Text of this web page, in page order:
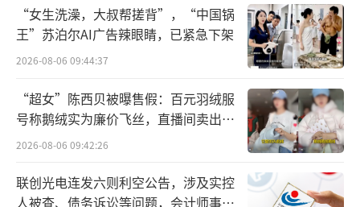
京东发挥20余年积累的丰富场景优势，将
发动内部超10万名各类职业员工，以及外部50
万各行业人员，开展“人类历史上规模最大的
数据采集行动”，两年内采集超1000万小时优
质数据，京东也将成为全球最大的具身智能数
据公司。其中在宿迁，京东就将发动超10万市
民参与，覆盖家庭、办公室、工厂到物流、商
店、环卫等超百个细分场景。
“女生洗澡，大叔帮搓背”，“中国锅
王”苏泊尔AI广告辣眼睛，已紧急下架
2026-08-06 09:44:37
“超女”陈西贝被曝售假：百元羽绒服
号称鹅绒实为廉价飞丝，直播间卖出超
百万元
2026-08-06 09:42:26
联创光电连发六则利空公告，涉及实控
人被查、债务诉讼等问题，会计师事务